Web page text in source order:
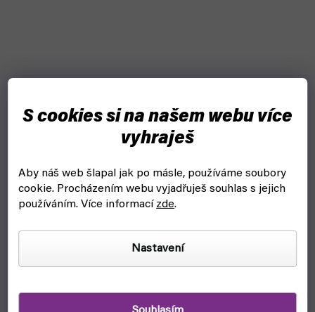
S cookies si na našem webu více
vyhraješ
Aby náš web šlapal jak po másle, používáme soubory
cookie. Procházením webu vyjadřuješ souhlas s jejich
používáním. Více informacízde.
Nastavení